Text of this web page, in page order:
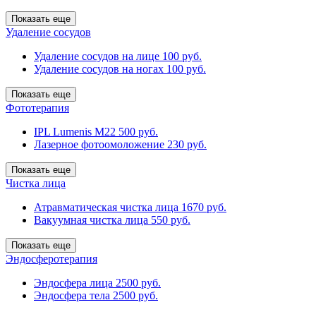
Показать еще
Удаление сосудов
Удаление сосудов на лице 100 руб.
Удаление сосудов на ногах 100 руб.
Показать еще
Фототерапия
IPL Lumenis M22 500 руб.
Лазерное фотоомоложение 230 руб.
Показать еще
Чистка лица
Атравматическая чистка лица 1670 руб.
Вакуумная чистка лица 550 руб.
Показать еще
Эндосферотерапия
Эндосфера лица 2500 руб.
Эндосфера тела 2500 руб.